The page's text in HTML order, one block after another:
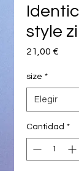
style
21,00 €
size *
Cantidad *